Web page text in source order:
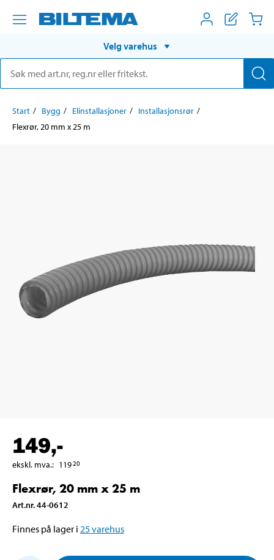
Velg varehus
Start Bygg Elinstallasjoner
Installasjonsrør
Flexrør, 20 mm x 25 m
149,-
ekskl. mva.: 11920
Flexrør, 20 mm x 25 m
Art.nr.44-0612
Finnes på lager i 25varehus